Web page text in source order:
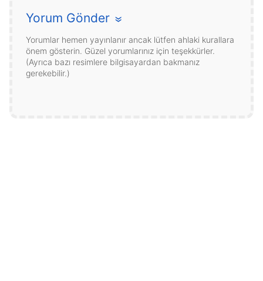
Yorum Gönder »
Yorumlar hemen yayınlanır ancak lütfen ahlaki kurallara
önem gösterin. Güzel yorumlarınız için teşekkürler.
(Ayrıca bazı resimlere bilgisayardan bakmanız
gerekebilir.)